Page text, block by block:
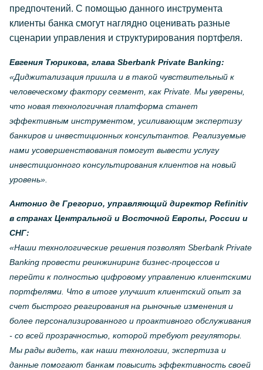
предпочтений. С помощью данного инструмента
клиенты банка смогут наглядно оценивать разные
сценарии управления и структурирования портфеля.
Евгения Тюрикова, глава Sberbank Private Banking:
«Диджитализация пришла и в такой чувствительный к
человеческому фактору сегмент, как Private. Мы уверены,
что новая технологичная платформа станет
эффективным инструментом, усиливающим экспертизу
банкиров и инвестиционных консультантов. Реализуемые
нами усовершенствования помогут вывести услугу
инвестиционного консультирования клиентов на новый
уровень».
Антонио де Грегорио, управляющий директор Refinitiv
в странах Центральной и Восточной Европы, России и
СНГ:
«Наши технологические решения позволят Sberbank Private
Banking провести реинжиниринг бизнес-процессов и
перейти к полностью цифровому управлению клиентскими
портфелями. Что в итоге улучшит клиентский опыт за
счет быстрого реагирования на рыночные изменения и
более персонализированного и проактивного обслуживания
- со всей прозрачностью, которой требуют регуляторы.
Мы рады видеть, как наши технологии, экспертиза и
данные помогают банкам повысить эффективность своей